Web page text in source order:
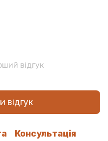
відгук
відгук
Консультація